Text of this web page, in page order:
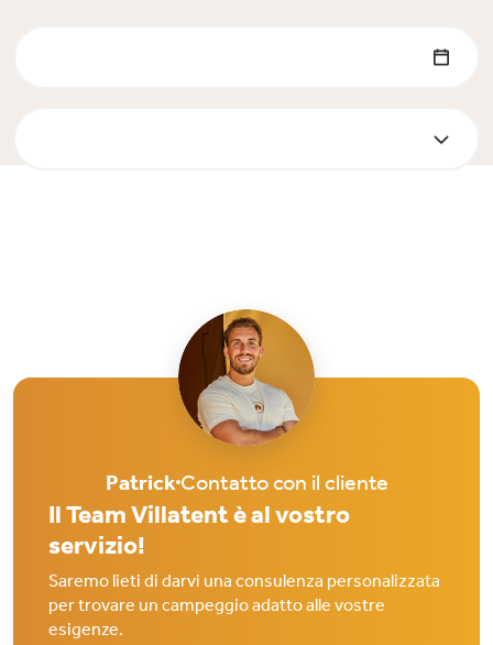
PatrickContatto con il cliente
Il Team Villatent è al vostro
servizio!
Saremo lieti di darvi una consulenza personalizzata
per trovare un campeggio adatto alle vostre
esigenze.